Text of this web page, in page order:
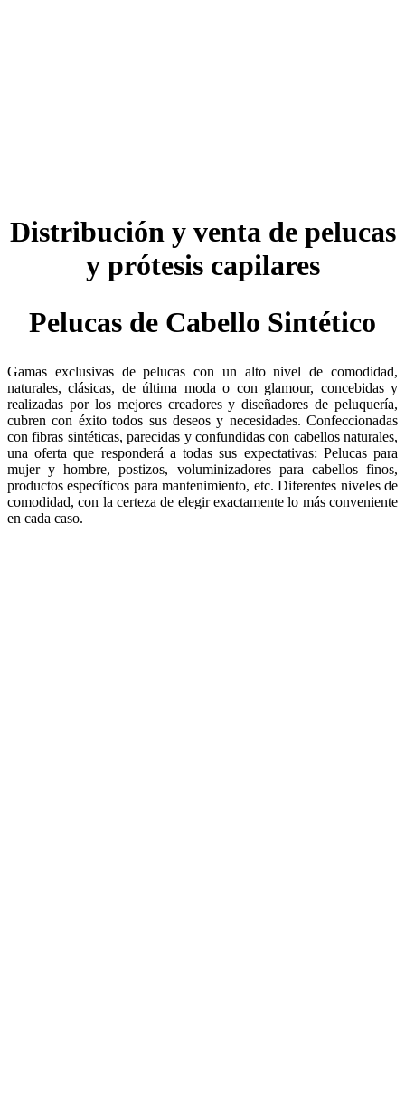
Distribución y venta de pelucas
y prótesis capilares
Pelucas de Cabello Sintético
Gamas exclusivas de pelucas con un alto nivel de comodidad,
naturales, clásicas, de última moda o con glamour, concebidas y
realizadas por los mejores creadores y diseñadores de peluquería,
cubren con éxito todos sus deseos y necesidades. Confeccionadas
con fibras sintéticas, parecidas y confundidas con cabellos naturales,
una oferta que responderá a todas sus expectativas: Pelucas para
mujer y hombre, postizos, voluminizadores para cabellos finos,
productos específicos para mantenimiento, etc. Diferentes niveles de
comodidad, con la certeza de elegir exactamente lo más conveniente
en cada caso.